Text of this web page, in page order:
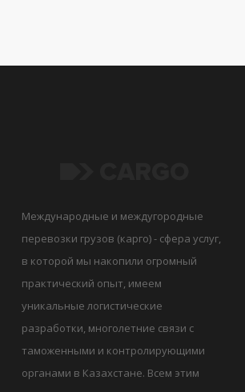
Международные и междугородные
перевозки грузов (карго) - сфера услуг,
в которой мы накопили огромный
практический опыт, имеем
уникальные логистические
разработки, многолетние связи с
таможенными и контролирующими
органами в Казахстане. Всем этим